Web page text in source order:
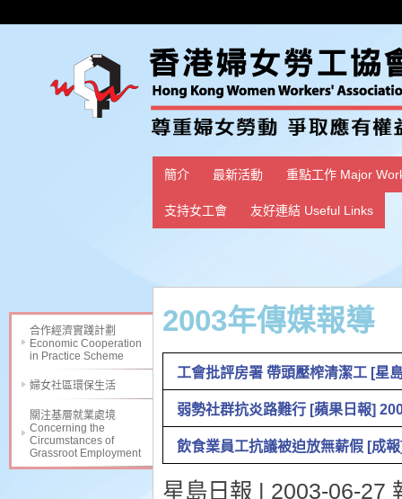
簡介 最新活動 重點工作 Major
支持女工會 友好連結 Useful Links
合作經濟實踐計劃
Economic Cooperation
in Practice Scheme
婦女社區環保生活
關注基層就業處境
Concerning the
Circumstances of
Grassroot Employment
2003年傳媒報導
工會批評房署 帶頭壓榨清潔工 [星
弱勢社群抗炎路難行 [蘋果日報]
飲食業員工抗議被迫放無薪假 [成
星島日報 | 2003-06-27